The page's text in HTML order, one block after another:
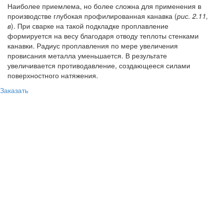
Наиболее приемлема, но более сложна для применения в
производстве глубокая профилированная канавка (рис. 2.11,
в). При сварке на такой подкладке проплавление
формируется на весу благодаря отводу теплоты стенками
канавки. Радиус проплавления по мере увеличения
провисания металла уменьшается. В результате
увеличивается противодавление, создающееся силами
поверхностного натяжения.
Заказать